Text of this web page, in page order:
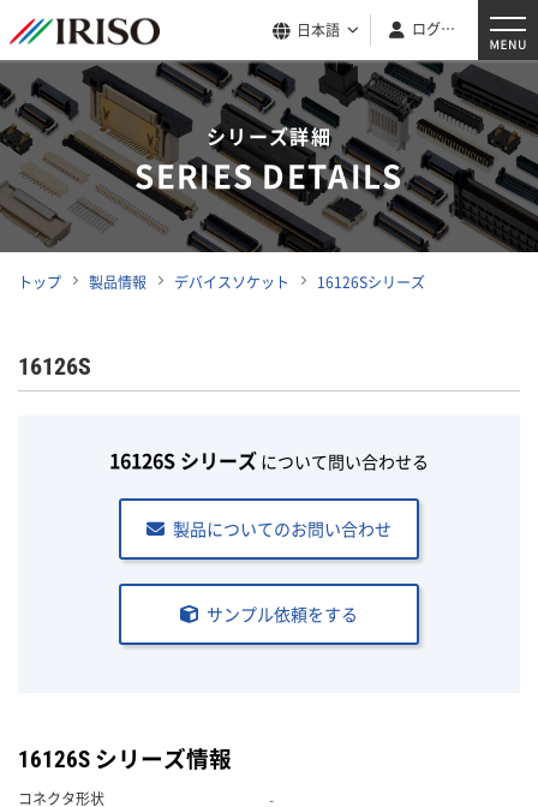
日本語 ログイン
シリーズ詳細
SERIES DETAILS
トップ 製品情報 デバイスソケット 16126Sシリーズ
16126S
16126S シリーズ について問い合わせる
製品についてのお問い合わせ
サンプル依頼をする
16126S シリーズ情報
コネクタ形状 -